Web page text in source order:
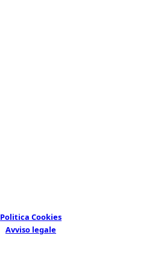
Politica Cookies
Avviso legale